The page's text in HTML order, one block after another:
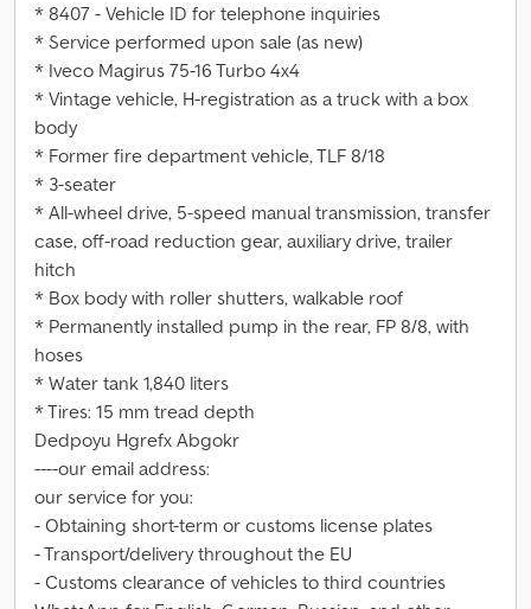
* 8407 - Vehicle ID for telephone inquiries
* Service performed upon sale (as new)
* Iveco Magirus 75-16 Turbo 4x4
* Vintage vehicle, H-registration as a truck with a box
body
* Former fire department vehicle, TLF 8/18
* 3-seater
* All-wheel drive, 5-speed manual transmission, transfer
case, off-road reduction gear, auxiliary drive, trailer
hitch
* Box body with roller shutters, walkable roof
* Permanently installed pump in the rear, FP 8/8, with
hoses
* Water tank 1,840 liters
* Tires: 15 mm tread depth
Dedpoyu Hgrefx Abgokr
----our email address:
our service for you:
- Obtaining short-term or customs license plates
- Transport/delivery throughout the EU
- Customs clearance of vehicles to third countries